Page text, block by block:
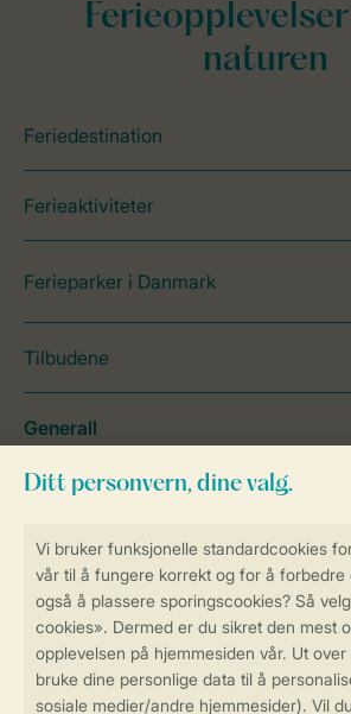
Sikker og rask online booking
Sikker datahåndtering
naturen
Feriedestination
Ferieaktiviteter
Ferieparker i Danmark
Tilbudene
Generall
Service
Betalingsmuligheder